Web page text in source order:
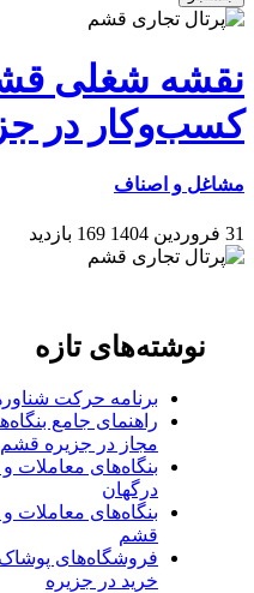
نقشه شغلی
کسب‌وکار در
مشاغل و اصناف
31 فروردین 1404 169 بازدید
نوشته‌های تازه
برنامه حرکت
راهنمای جامع
مجاز در جزیره قشم
بنگاه‌های معاملات
درگهان
بنگاه‌های معاملات
قشم
فروشگاه‌های
خرید در جزیره